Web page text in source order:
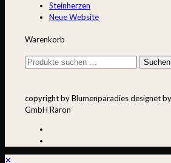
Steinherzen
Neue Website
Warenkorb
Suchen
Suchen
copyright by Blumenparadies designet
GmbH Raron
✕